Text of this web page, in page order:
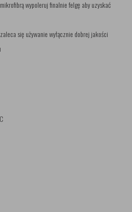
wypoleruj finalnie felgę aby uzyskać
się używanie wyłącznie dobrej jakości